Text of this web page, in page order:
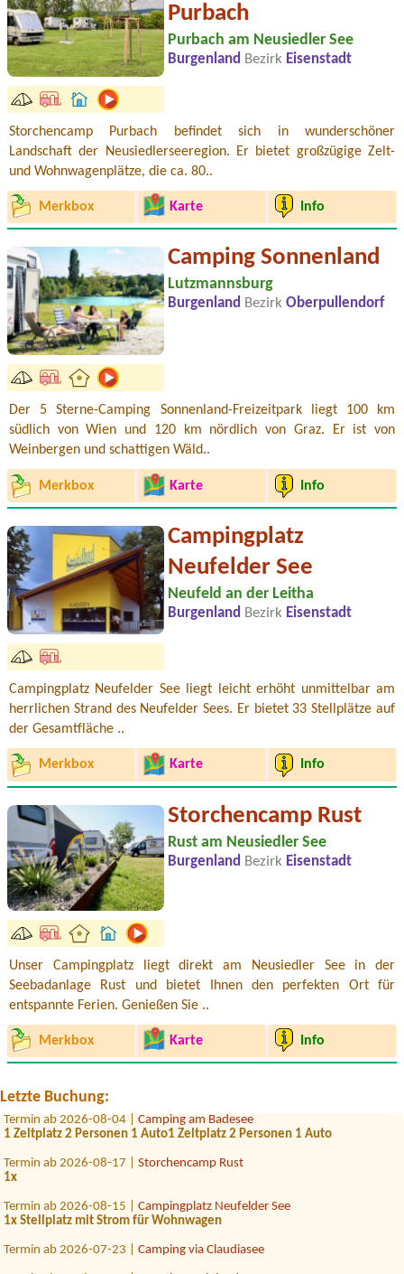
Purbach
Purbach am Neusiedler See
Burgenland Bezirk Eisenstadt
Storchencamp Purbach befindet sich in wunderschöner
Landschaft der Neusiedlerseeregion. Er bietet großzügige Zelt-
und Wohnwagenplätze, die ca. 80..
Merkbox Karte Info
Camping Sonnenland
Lutzmannsburg
Burgenland Bezirk Oberpullendorf
Der 5 Sterne-Camping Sonnenland-Freizeitpark liegt 100 km
südlich von Wien und 120 km nördlich von Graz. Er ist von
Weinbergen und schattigen Wäld..
Merkbox Karte Info
Campingplatz
Neufelder See
Neufeld an der Leitha
Burgenland Bezirk Eisenstadt
Campingplatz Neufelder See liegt leicht erhöht unmittelbar am
herrlichen Strand des Neufelder Sees. Er bietet 33 Stellplätze auf
der Gesamtfläche ..
Merkbox Karte Info
Storchencamp Rust
Rust am Neusiedler See
Burgenland Bezirk Eisenstadt
Unser Campingplatz liegt direkt am Neusiedler See in der
Seebadanlage Rust und bietet Ihnen den perfekten Ort für
entspannte Ferien. Genießen Sie ..
Merkbox Karte Info
Letzte Buchung:
Termin ab 2026-08-01 |Storchencamp Rust
Bungalow, 2 adults, 2 children
Termin ab 2026-08-01 |
Camping Oggau
1×stellplatz wohnmobil 2 pers
1x Stellplatz Kleinbus ohne Strom
Termin ab 2026-08-04 | Camping am Badesee
1 Zeltplatz 2 Personen 1 Auto1 Zeltplatz 2 Personen 1 Auto
Termin ab 2026-08-17 | Storchencamp Rust
1x
Termin ab 2026-08-15 | Campingplatz Neufelder See
1x Stellplatz mit Strom für Wohnwagen
Termin ab 2026-07-23 | Camping via Claudiasee